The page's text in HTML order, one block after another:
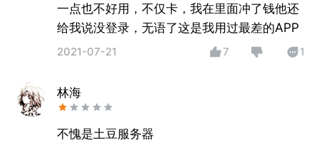
一点也不好用，不仅卡，我在里面冲了钱他还
给我说没登录，无语了这是我用过最差的APP
2021-07-21 7 1
林海
不愧是土豆服务器